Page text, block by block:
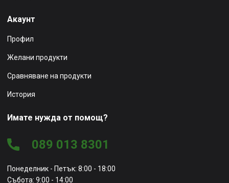
Акаунт
Профил
Желани продукти
Сравняване на продукти
История
Имате нужда от помощ?
089 013 8301
Понеделник - Петък: 8:00 - 18:00
Събота: 9:00 - 14:00